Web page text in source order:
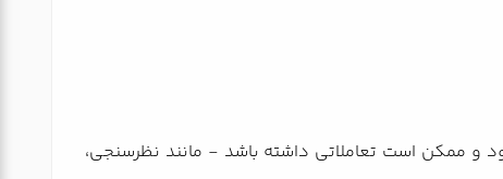
و ممکن است تعاملاتی داشته باشد - مانند نظرسنجی،